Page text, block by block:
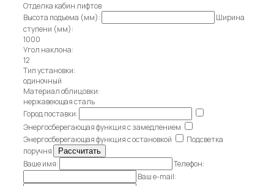
Отделка кабин лифтов
Высота подъема (мм):
Ширина
ступени (мм):
1000
Угол наклона:
12
Тип установки:
одиночный
Материал облицовки:
нержавеющая сталь
Город поставки:
Энергосберегающая функция с замедлением
Энергосберегающая функция с остановкой
Подсветка
поручня
Ваше имя:
Телефон:
Ваш e-mail: